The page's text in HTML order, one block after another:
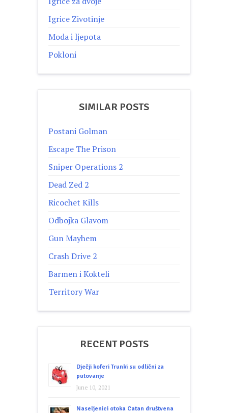
Igrice Zivotinje
Moda i ljepota
Pokloni
SIMILAR POSTS
Postani Golman
Escape The Prison
Sniper Operations 2
Dead Zed 2
Ricochet Kills
Odbojka Glavom
Gun Mayhem
Crash Drive 2
Barmen i Kokteli
Territory War
RECENT POSTS
Dječji koferi Trunki su odlični za
putovanje
June 10, 2021
Naseljenici otoka Catan društvena